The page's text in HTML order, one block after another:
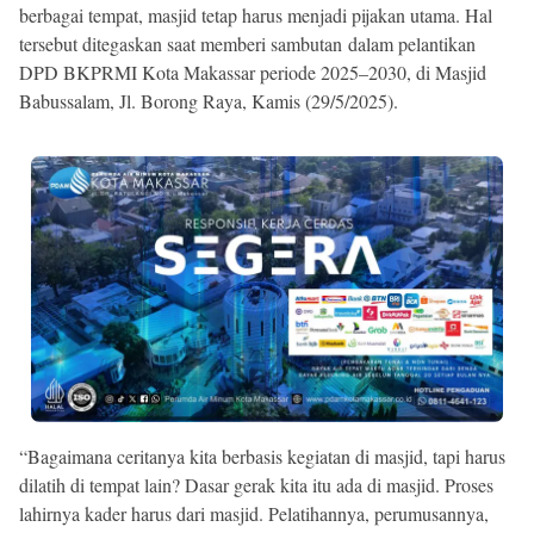
berbagai tempat, masjid tetap harus menjadi pijakan utama. Hal
tersebut ditegaskan saat memberi sambutan dalam pelantikan
DPD BKPRMI Kota Makassar periode 2025–2030, di Masjid
Babussalam, Jl. Borong Raya, Kamis (29/5/2025).
“Bagaimana ceritanya kita berbasis kegiatan di masjid, tapi harus
dilatih di tempat lain? Dasar gerak kita itu ada di masjid. Proses
lahirnya kader harus dari masjid. Pelatihannya, perumusannya,